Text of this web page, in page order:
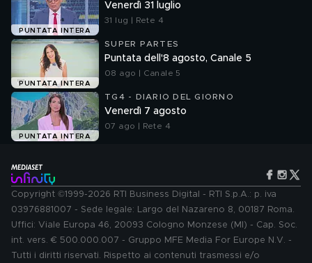
PUNTATA INTERA
Venerdì 31 luglio
31 lug | Rete 4
PUNTATA INTERA
SUPER PARTES
Puntata dell'8 agosto, Canale 5
08 ago | Canale 5
PUNTATA INTERA
TG4 - DIARIO DEL GIORNO
Venerdì 7 agosto
07 ago | Rete 4
Copyright ©1999-2026 RTI Business Digital - RTI S.p.A.: p. iva
03976881007 - Sede legale: Largo del Nazareno 8, 00187 Roma.
Uffici: Viale Europa 46, 20093 Cologno Monzese (MI) - Cap. Soc.
int. vers. € 500.000.007 - Gruppo MFE Media For Europe N.V. -
Tutti i diritti riservati. Rispetto ai contenuti trasmessi e/o